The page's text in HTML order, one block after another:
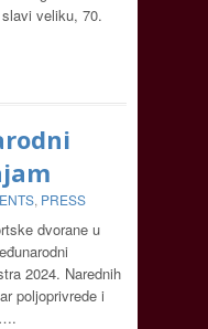
veliku, 70.
, PRESS
dvorane u
2024. Narednih
poljoprivrede i